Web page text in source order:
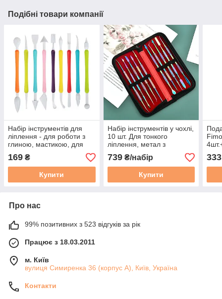
Подібні товари компанії
Набір інструментів для
ліплення - для роботи з
глиною, мастикою, для
керамічної флористики 9
шт.
169 ₴
Купити
Набір інструментів у чохлі,
10 шт. Для тонкого
ліплення, метал з
покриттям
739₴/набір
Купити
333
Про нас
99% позитивних з 523 відгуків за рік
Працює з 18.03.2011
м. Київ
вулиця Симиренка 36 (корпус А), Київ, Україна
Контакти